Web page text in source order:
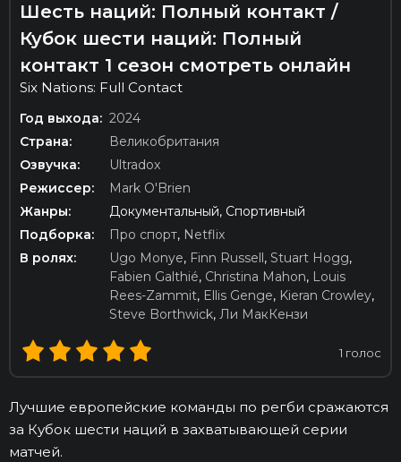
Шесть наций: Полный контакт /
Кубок шести наций: Полный
контакт 1 сезон смотреть онлайн
Six Nations: Full Contact
Год выхода: 2024
Страна:
Великобритания
Озвучка:
Ultradox
Режиссер:
Mark O'Brien
Жанры:
Документальный, Спортивный
Подборка:
Про спорт, Netflix
В ролях:
Ugo Monye, Finn Russell , Stuart Hogg,
Fabien Galthié, Christina Mahon, Louis
Rees-Zammit, Ellis Genge, Kieran Crowley,
Steve Borthwick, Ли МакКензи
1 голос
Лучшие европейские команды по регби сражаются
за Кубок шести наций в захватывающей серии
матчей.